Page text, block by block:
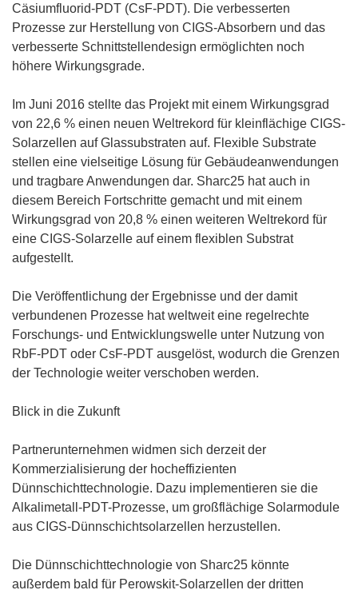
Cäsiumfluorid-PDT (CsF-PDT). Die verbesserten
Prozesse zur Herstellung von CIGS-Absorbern und das
verbesserte Schnittstellendesign ermöglichten noch
höhere Wirkungsgrade.
Im Juni 2016 stellte das Projekt mit einem Wirkungsgrad
von 22,6 % einen neuen Weltrekord für kleinflächige CIGS-
Solarzellen auf Glassubstraten auf. Flexible Substrate
stellen eine vielseitige Lösung für Gebäudeanwendungen
und tragbare Anwendungen dar. Sharc25 hat auch in
diesem Bereich Fortschritte gemacht und mit einem
Wirkungsgrad von 20,8 % einen weiteren Weltrekord für
eine CIGS-Solarzelle auf einem flexiblen Substrat
aufgestellt.
Die Veröffentlichung der Ergebnisse und der damit
verbundenen Prozesse hat weltweit eine regelrechte
Forschungs- und Entwicklungswelle unter Nutzung von
RbF-PDT oder CsF-PDT ausgelöst, wodurch die Grenzen
der Technologie weiter verschoben werden.
Blick in die Zukunft
Partnerunternehmen widmen sich derzeit der
Kommerzialisierung der hocheffizienten
Dünnschichttechnologie. Dazu implementieren sie die
Alkalimetall-PDT-Prozesse, um großflächige Solarmodule
aus CIGS-Dünnschichtsolarzellen herzustellen.
Die Dünnschichttechnologie von Sharc25 könnte
außerdem bald für Perowskit-Solarzellen der dritten